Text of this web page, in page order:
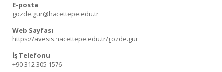
E-posta
gozde.gur@hacettepe.edu.tr
Web Sayfası
https://avesis.hacettepe.edu.tr/gozde.gur
İş Telefonu
+90 312 305 1576